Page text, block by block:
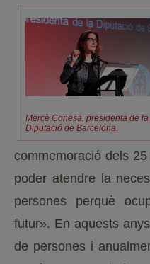
Mercè Conesa, presidenta de la
Diputació de Barcelona.
commemoració dels
poder atendre la
persones perquè
futur». En aquests
de persones i